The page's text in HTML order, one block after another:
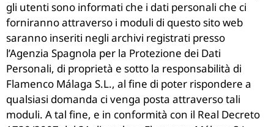
gli utenti sono informati che i dati personali che ci
forniranno attraverso i moduli di questo sito web
saranno inseriti negli archivi registrati presso
l’Agenzia Spagnola per la Protezione dei Dati
Personali, di proprietà e sotto la responsabilità di
Flamenco Málaga S.L., al fine di poter rispondere a
qualsiasi domanda ci venga posta attraverso tali
moduli. A tal fine, e in conformità con il Real Decreto